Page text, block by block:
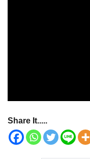
Share It.....